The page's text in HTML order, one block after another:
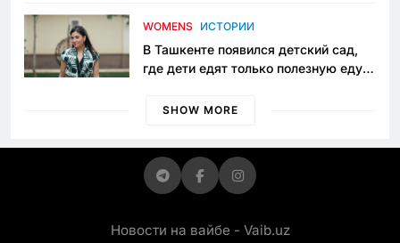
приговору
WOMENS ИСТОРИИ
В Ташкенте появился детский сад,
где дети едят только полезную еду.
просить «кашу без сахара»
SHOW MORE
Новости на вайбе - Vaib.uz